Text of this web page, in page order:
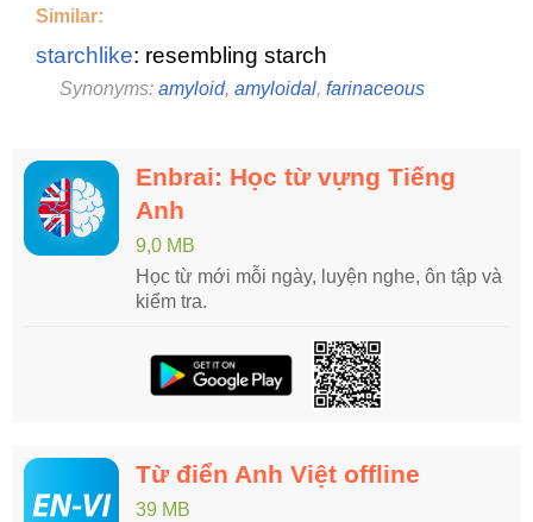
Similar:
starchlike: resembling starch
Synonyms: amyloid, amyloidal, farinaceous
Enbrai: Học từ vựng Tiếng
Anh
9,0 MB
Học từ mới mỗi ngày, luyện nghe, ôn tập và
kiểm tra.
Từ điển Anh Việt offline
39 MB